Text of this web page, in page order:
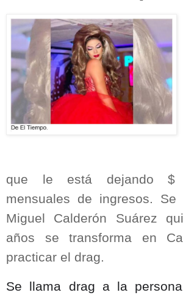
que le está dejando $
mensuales de ingresos.
Miguel Calderón Suárez
años se transforma en
practicar el drag.
Se llama drag a la